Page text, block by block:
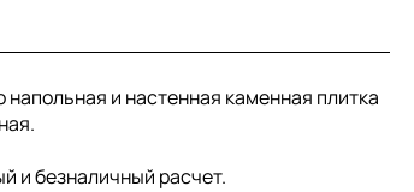
и настенная каменная плитка
и безналичный расчет.